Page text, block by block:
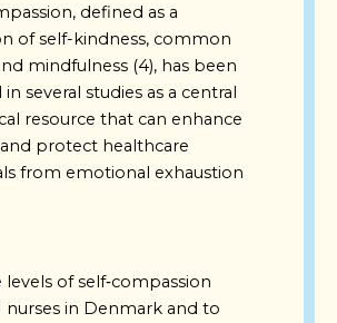
defined as a
of self-kindness, common
mindfulness (4), has been
several studies as a central
resource that can enhance
protect healthcare
from emotional exhaustion
levels of self‑compassion
nurses in Denmark and to